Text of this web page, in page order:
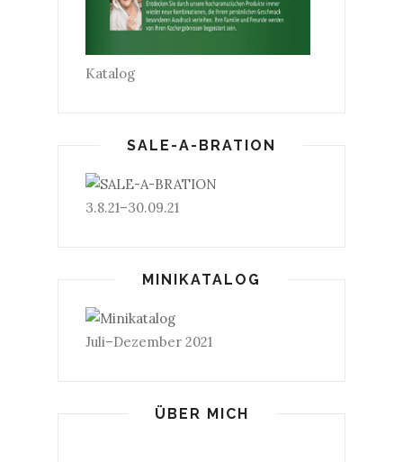
Katalog
SALE-A-BRATION
3.8.21–30.09.21
MINIKATALOG
Juli–Dezember 2021
ÜBER MICH